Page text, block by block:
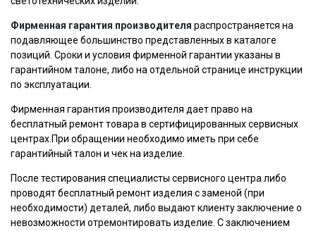
Фирменная гарантия производителя распространяется на
подавляющее большинство представленных в каталоге
позиций. Сроки и условия фирменной гарантии указаны в
гарантийном талоне, либо на отдельной странице инструкции
по эксплуатации.
Фирменная гарантия производителя дает право на
бесплатный ремонт товара в сертифицированных сервисных
центрах.При обращении необходимо иметь при себе
гарантийный талон и чек на изделие.
После тестирования специалисты сервисного центра либо
проводят бесплатный ремонт изделия с заменой (при
необходимости) деталей, либо выдают клиенту заключение о
невозможности отремонтировать изделие. С заключением